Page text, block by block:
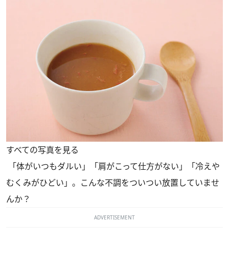
すべての写真を見る
「体がいつもダルい」「肩がこって仕方がない」「冷えや
むくみがひどい」。こんな不調をついつい放置していませ
んか？
ADVERTISEMENT